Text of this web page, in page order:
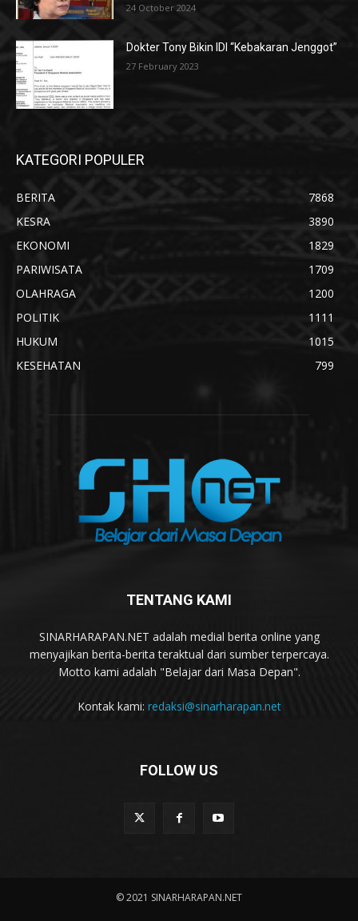
24 October 2024
Dokter Tony Bikin IDI “Kebakaran Jenggot”
27 February 2023
KATEGORI POPULER
BERITA
7868
KESRA
3890
EKONOMI
1829
PARIWISATA
1709
OLAHRAGA
1200
POLITIK
1111
HUKUM
1015
KESEHATAN
799
TENTANG KAMI
SINARHARAPAN.NET adalah medial berita online yang
menyajikan berita-berita teraktual dari sumber terpercaya.
Motto kami adalah "Belajar dari Masa Depan".
Kontak kami: redaksi@sinarharapan.net
FOLLOW US
© 2021 SINARHARAPAN.NET